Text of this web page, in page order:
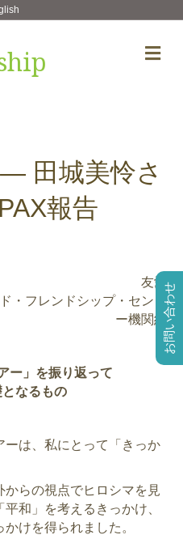
メ
ニ
田城美怜さ
報告
友愛
・フレンドシップ・センタ
ー機関紙
ー」を振り返って
なるもの
ーは、私にとって「きっか
からの視点でヒロシマを見
和」を考えるきっかけ、
けを得られました。
お問い合わせ